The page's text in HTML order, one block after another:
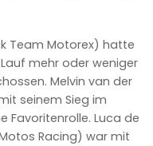
Team Motorex) hatte
mehr oder weniger
Melvin van der
seinem Sieg im
Favoritenrolle. Luca de
Racing) war mit